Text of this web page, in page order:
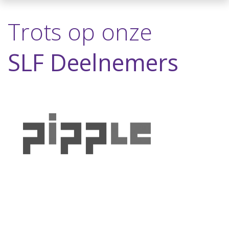
Trots op onze
SLF Deelnemers